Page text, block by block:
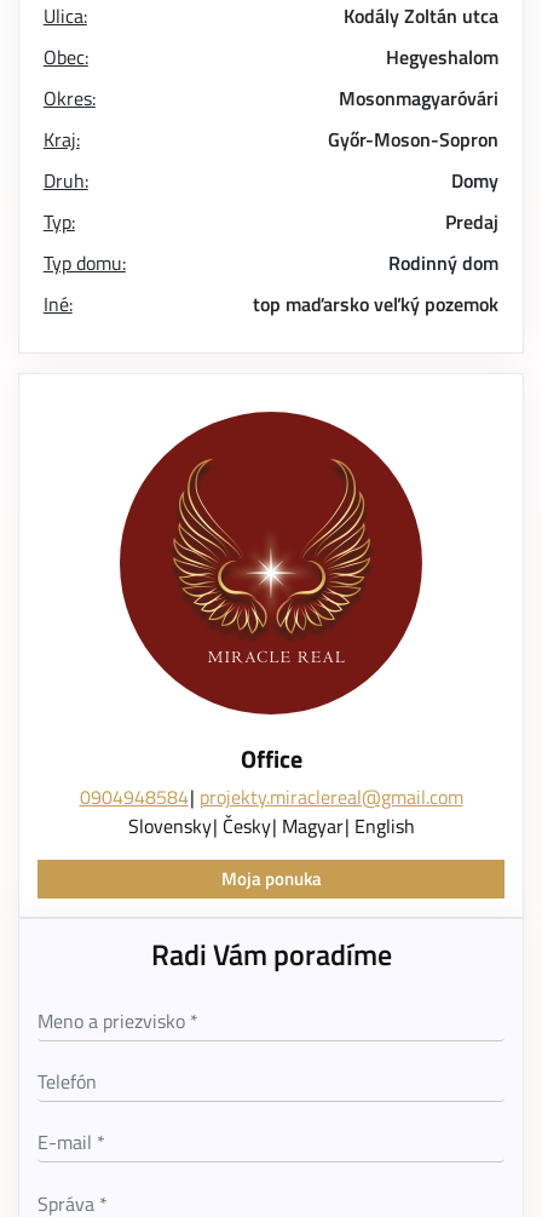
Ulica:
Kodály Zoltán utca
Obec:
Hegyeshalom
Okres:
Mosonmagyaróvári
Kraj:
Győr-Moson-Sopron
Druh:
Domy
Typ:
Predaj
Typ domu:
Rodinný dom
Iné:
top maďarskoveľký pozemok
Office
0904948584 projekty.miraclereal@gmail.com
Slovensky Česky Magyar English
Moja ponuka
Radi Vám poradíme